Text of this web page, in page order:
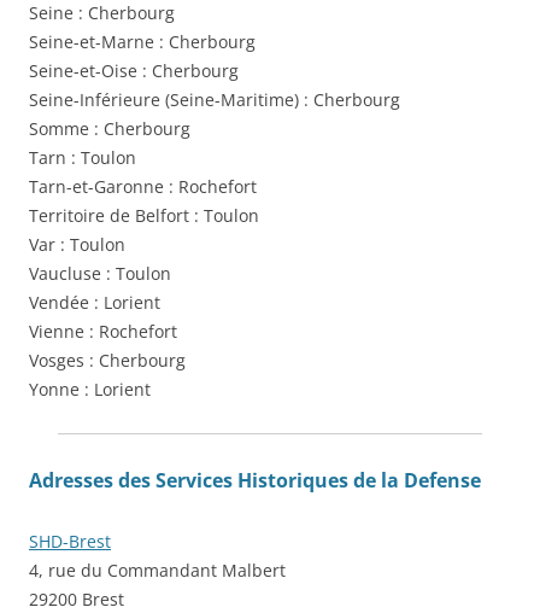
Seine : Cherbourg
Seine-et-Marne : Cherbourg
Seine-et-Oise : Cherbourg
Seine-Inférieure (Seine-Maritime) : Cherbourg
Somme : Cherbourg
Tarn : Toulon
Tarn-et-Garonne : Rochefort
Territoire de Belfort : Toulon
Var : Toulon
Vaucluse : Toulon
Vendée : Lorient
Vienne : Rochefort
Vosges : Cherbourg
Yonne : Lorient
Adresses des Services Historiques de la Defense
SHD-Brest
4, rue du Commandant Malbert
29200 Brest